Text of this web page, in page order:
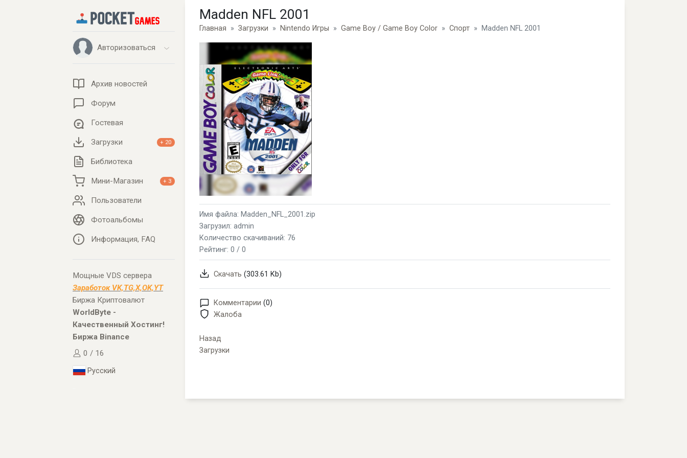
Авторизоваться
Архив новостей
Форум
Гостевая
Загрузки + 20
Библиотека
Мини-Магазин + 3
Пользователи
Фотоальбомы
Информация, FAQ
Мощные VDS сервера
Заработок VK,TG,X,OK,YT
Биржа Криптовалют
WorldByte -
Качественный Хостинг!
Биржа Binance
0 / 16
Русский
Madden NFL 2001
Главная Загрузки Nintendo Игры Game Boy / Game Boy Color Спорт Madden NFL 2001
Имя файла: Madden_NFL_2001.zip
Загрузил: admin
Количество скачиваний: 76
Рейтинг: 0 / 0
Скачать (303.61 Kb)
Комментарии (0)
Жалоба
Назад
Загрузки